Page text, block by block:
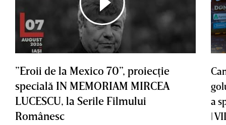
”Eroii de la Mexico 70”, proiecţie
specială IN MEMORIAM MIRCEA
LUCESCU, la Serile Filmului
Românesc
a
|